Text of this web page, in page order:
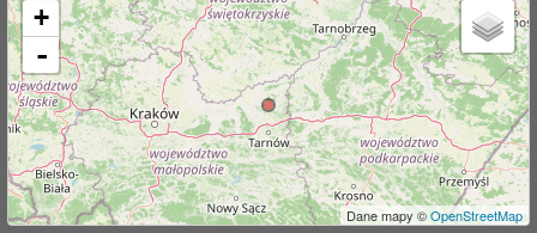
+
-
Dane mapy ©OpenStreetMap